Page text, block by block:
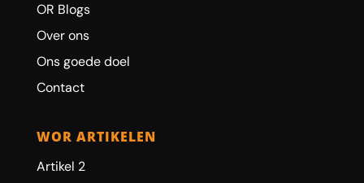
OR Blogs
Over ons
Ons goede doel
Contact
WOR ARTIKELEN
Artikel 2